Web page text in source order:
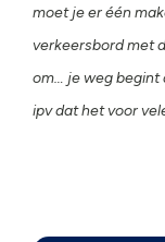
moet je er één
verkeersbord met
om… je weg begint
ipv dat het voor